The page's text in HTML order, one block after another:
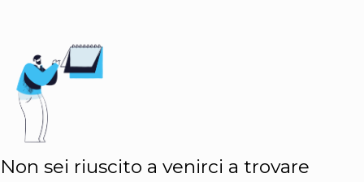
Non sei riuscito a venirci a trovare